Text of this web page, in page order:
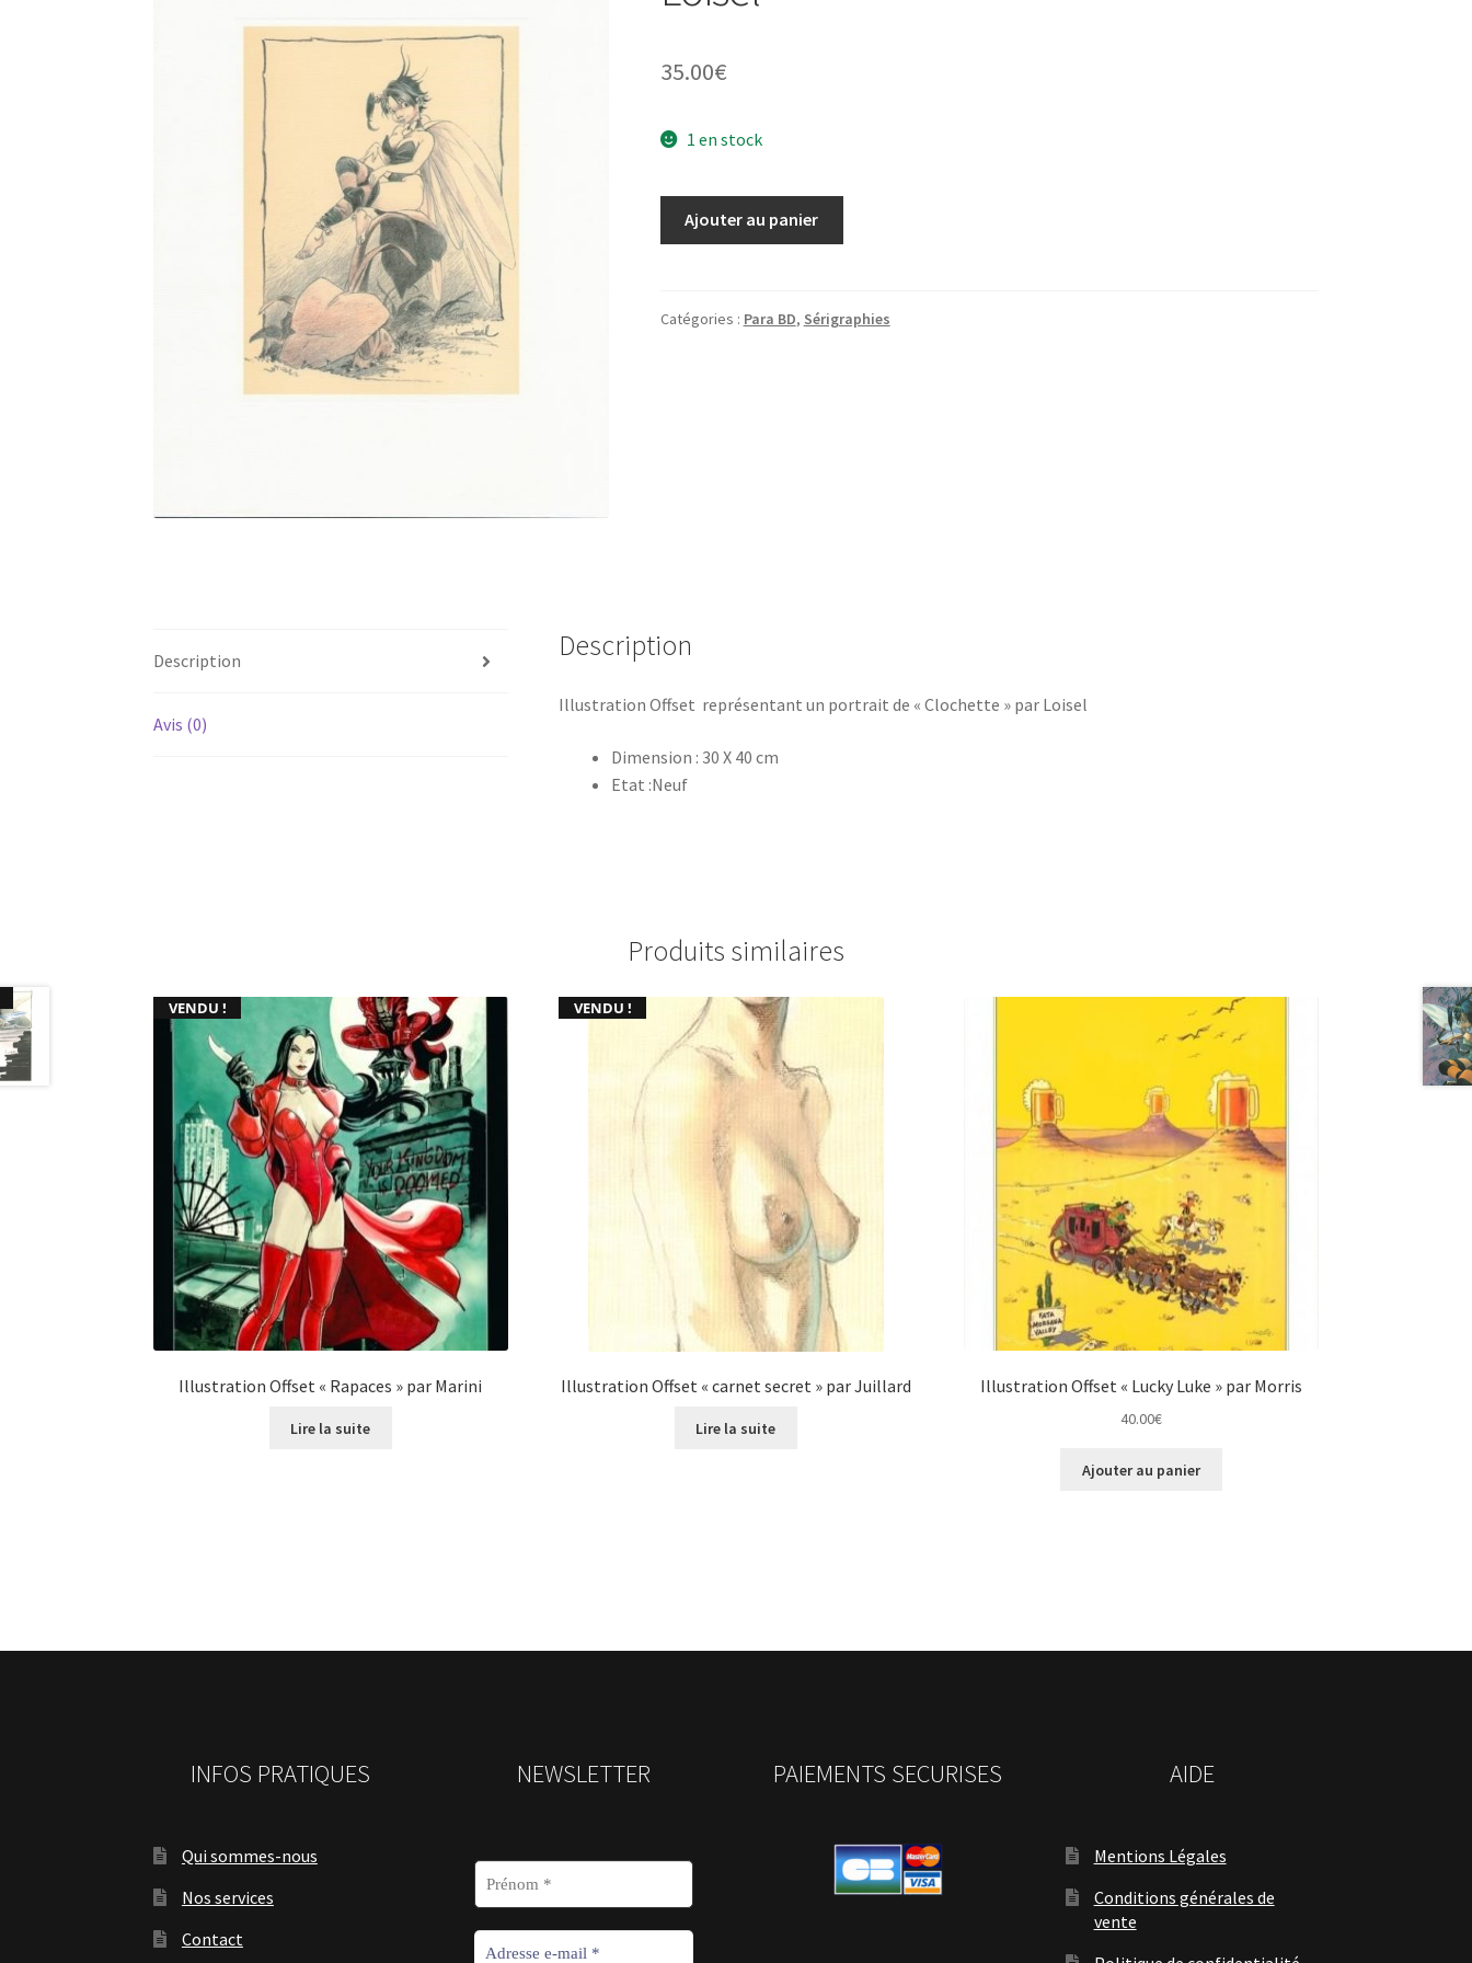
35.00€
1 en stock
"Clochette"
Ajouter au panier
Catégories : Para BD, Sérigraphies
Description
Avis (0)
Description
Illustration Offset représentant un portrait de « Clochette » par Loisel
Dimension : 30 X 40 cm
Etat :Neuf
Produits similaires
VENDU !
Illustration Offset « Rapaces » par Marini
Lire la suite
VENDU !
Illustration Offset « carnet secret » par Juillard
Lire la suite
Illustration Offset « Lucky Luke » par Morris
40.00€
Ajouter au panier
INFOS PRATIQUES
Qui sommes-nous
Nos services
Contact
NEWSLETTER PAIEMENTS SECURISES AIDE
Mentions Légales
Conditions générales de
vente